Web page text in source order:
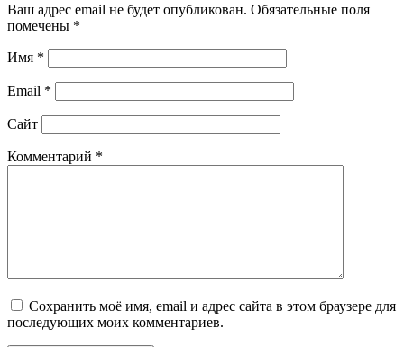
Ваш адрес email не будет опубликован. Обязательные поля
помечены *
Имя *
Email *
Сайт
Комментарий *
Сохранить моё имя, email и адрес сайта в этом браузере для
последующих моих комментариев.